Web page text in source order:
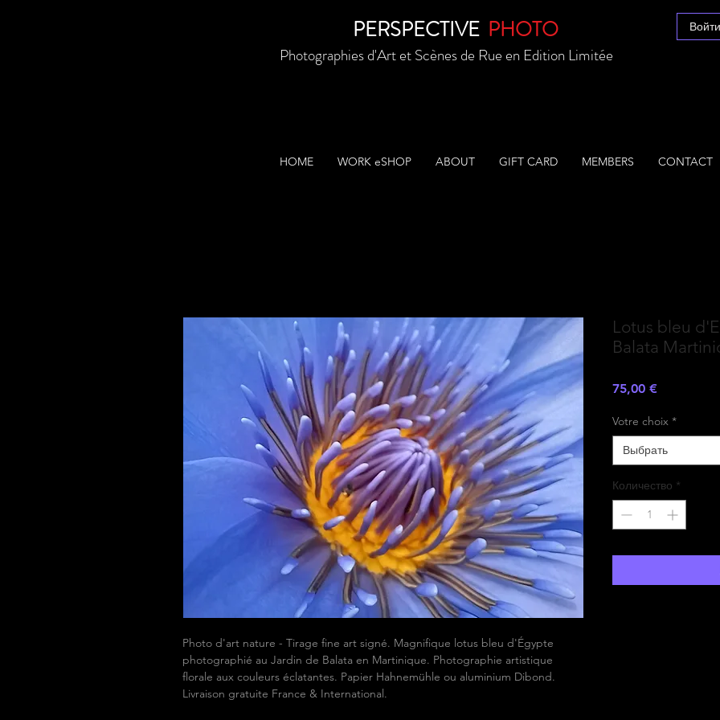
PERSPECTIVE PHOTO
Photographies d'Art et Scènes de Rue en Edition Limitée
Войти
HOME WORK eSHOP ABOUT GIFT CARD MEMBERS CONTACT
Photo d'art nature - Tirage fine art signé. Magnifique lotus bleu d'Égypte
photographié au Jardin de Balata en Martinique. Photographie artistique
florale aux couleurs éclatantes. Papier Hahnemühle ou aluminium Dibond.
Livraison gratuite France & International.
Lotus bleu
Balata
75,00 €Цена
Votre choix *
Выбрать
Количество *